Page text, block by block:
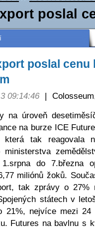
poslal
poslal
09:14:46 |
na úroveň
na burze ICE
která tak reagovala
ministerstva
do 7.března
miliónů žoků.
tak zprávy o 27%
státech v
21%, nejvíce mezi 24
Futures na bavlnu s